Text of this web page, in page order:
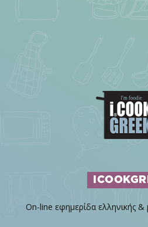
On-line εφημερίδα ελληνικής &